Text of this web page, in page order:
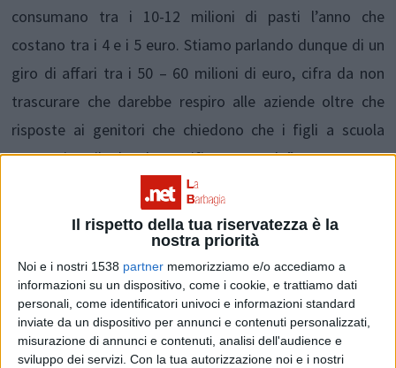
Il rispetto della tua riservatezza è la
nostra priorità
Noi e i nostri 1538 partner memorizziamo e/o accediamo a
informazioni su un dispositivo, come i cookie, e trattiamo dati
personali, come identificatori univoci e informazioni standard
inviate da un dispositivo per annunci e contenuti personalizzati,
misurazione di annunci e contenuti, analisi dell'audience e
sviluppo dei servizi. Con la tua autorizzazione noi e i nostri
consumano tra i 10-12 milioni di pasti l’anno che
costano tra i 4 e i 5 euro. Stiamo parlando dunque di un
giro di affari tra i 50 – 60 milioni di euro, cifra da non
trascurare che darebbe respiro alle aziende oltre che
risposte ai genitori che chiedono che i figli a scuola
consumino cibo locale, certificato e sardo”.
Qualcosa in questo senso si sta già facendo grazie
soprattutto all’agenzia regionale Laore ma non basta
“perché si basa sulla sensibilità del dirigente e
dell’amministratore di turno – denuncia il presidente di
Coldiretti Sardegna Battista Cuabu - mentre occorre
avere un progetto organico, in cui si mettano a sistema